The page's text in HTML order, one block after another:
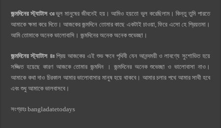
জন্মদিনের স্ট্যাটাস ৩ঃভুল মানুষের জীবনেই হয়। আমিও হয়তো ভুল করেছিলাম। কিন্তু তুমি পারতে
আমাকে ক্ষমা করে দিতে। আজকের জন্মদিনে তোমার কাছে একটাই চাওয়া, ফিরে এসো হে প্রিয়তমা।
আমি তোমাকে অনেক ভালোবাসি। জন্মদিনের অনেক অনেক শুভেচ্ছা।
জন্মদিনের স্ট্যাটাস ৪ঃপ্রিয় আজকের এই শুভ ক্ষনে পৃথিবী যেন আনন্দময়ী ও লাবণ্যে সুশোভিত হয়ে
সজ্জিত হয়েছে কারণ আজকে তোমার জন্মদিন । জন্মদিনের অনেক শুভেচ্ছা ও ভালোবাসা নাও।
আমাকে কথা দাও চিরকাল আমার ভালোবাসার মানুষ হয়ে থাকবে। আমার চলার পথে আমার সাথী হবে
এবং শুধু আমাকে ভালবাসবে।
সংগ্রহঃ bangladatetodays